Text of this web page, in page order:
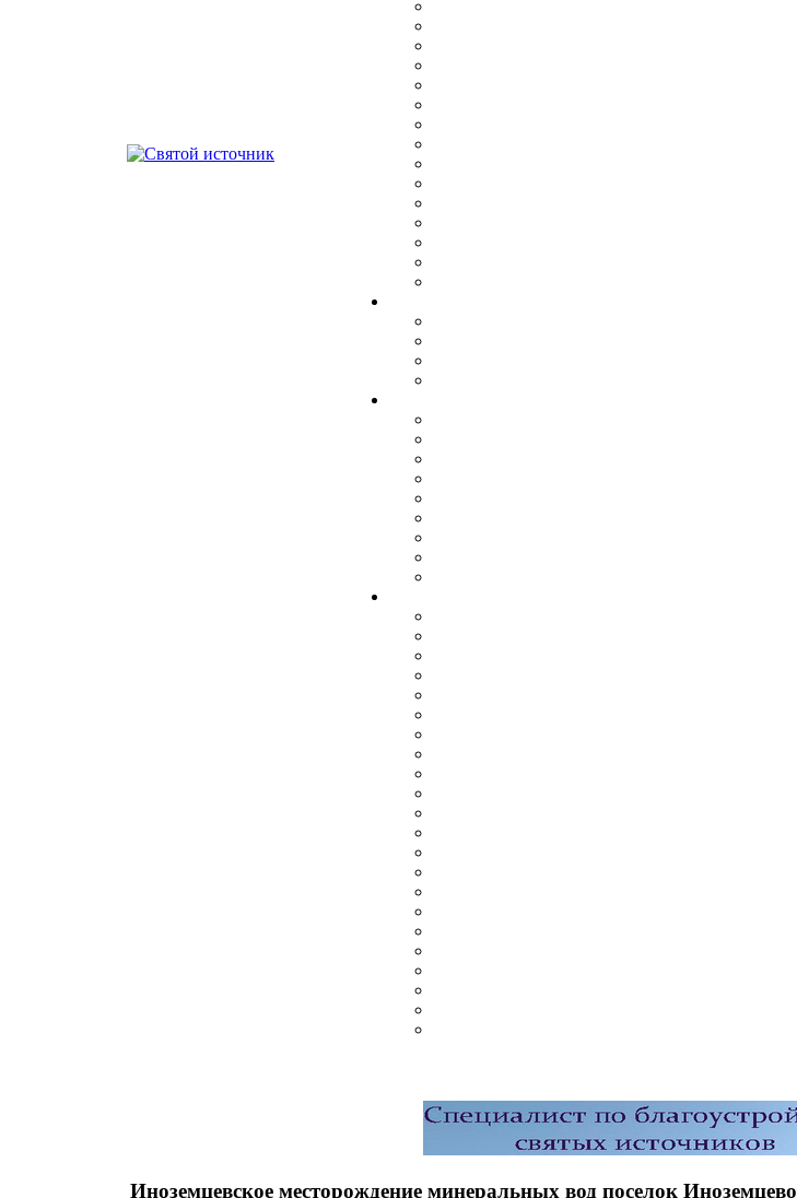
Иноземцевское месторождение минеральных вод поселок Иноземцево